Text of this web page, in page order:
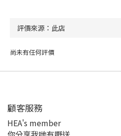
尚未有任何評價
顧客服務
HEA's member